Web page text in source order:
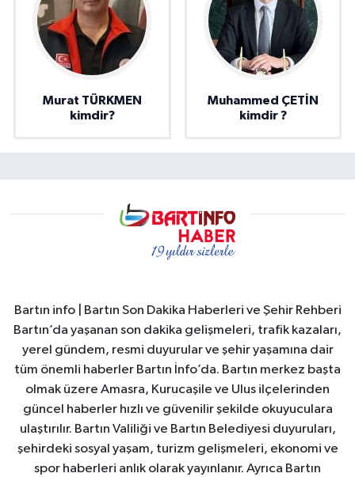
Murat TÜRKMEN
kimdir?
Muhammed ÇETİN
kimdir ?
Bartın info | Bartın Son Dakika Haberleri ve Şehir Rehberi
Bartın’da yaşanan son dakika gelişmeleri, trafik kazaları,
yerel gündem, resmi duyurular ve şehir yaşamına dair
tüm önemli haberler Bartın İnfo’da. Bartın merkez başta
olmak üzere Amasra, Kurucaşile ve Ulus ilçelerinden
güncel haberler hızlı ve güvenilir şekilde okuyuculara
ulaştırılır. Bartın Valiliği ve Bartın Belediyesi duyuruları,
şehirdeki sosyal yaşam, turizm gelişmeleri, ekonomi ve
spor haberleri anlık olarak yayınlanır. Ayrıca Bartın